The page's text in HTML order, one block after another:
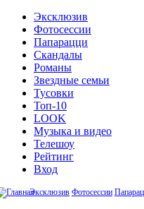
Эксклюзив
Фотосессии
Папарацци
Скандалы
Романы
Звездные семьи
Тусовки
Топ-10
LOOK
Музыка и видео
Телешоу
Рейтинг
Вход
Эксклюзив Фотосессии